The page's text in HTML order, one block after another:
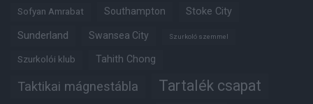
Sofyan Amrabat Southampton Stoke City
Sunderland Swansea City Szurkoló szemmel
Szurkolói klub Tahith Chong
Taktikai mágnestábla Tartalék csapat